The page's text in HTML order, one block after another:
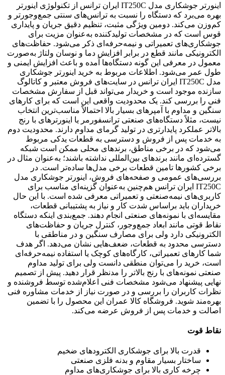
اینورتر جوشکاری مدل IT250C ایران ترانس از تکنولوژی اینورتر
بهره می‌برد که دستگاه را نسبت به ترانس‌های سنتی جمع‌وجورتر و
کم‌وزن می‌کند. دومین ویژگی مثبت، تنظیم دقیق جریان و پایداری
قوس است که در مشخصات تولیدکننده به‌عنوان مزیت برای
جوشکاری‌های تعمیراتی و نیمه‌حرفه‌ای ذکر می‌شود. حفاظت‌های
الکترونیکی مانند قطع در برابر افزایش دما و نوسان ولتاژ به‌صورت
معمول در معرفی این گونه دستگاه‌ها آمده و باعث افزایش ایمنی و
طول عمر می‌شود. اطلاعات مربوط به خرید اینورتر جوشکاری
مدل IT250C ایران ترانس در سایت‌های فروش معتبر و کاتالوگ
سازنده موجود است و خریدار می‌تواند قبل از سفارش مشخصات
فنی را بررسی کند. یک محدودیت واقعی این است که برای کارهای
سنگین و مداوم با آمپرهای بسیار بالا احتمالاً مناسب‌ترین انتخاب
نیست، مثلاً دستگاه‌های صنعتی ترانسفورمر یا اینورترهای با رنج
بالاتر عملکرد پایدارتری در تولید گرمای مداوم دارند. محدودیت دوم
به خدمات پس از فروش و دسترسی به قطعات یدکی مربوط
می‌شود که در برخی مناطق، برندهای محلی ممکن است شبکه
گسترده‌ای مانند برندهای بین‌المللی نداشته باشند؛ به‌عنوان مثال در
برخی کشورها تامین قطعات برخی مدل‌ها ساده‌تر است. در
بررسی‌های عمومی و صفحه‌های فروش، اینورتر جوشکاری مدل
IT250C ایران ترانس هم‌چنین به‌عنوان گزینه‌ای مناسب برای
کاربری‌های نیمه‌صنعتی و تعمیراتی معرفی شده است. با این حال
خریداران باید براساس شدت کار و نیاز به پشتیبانی قطعات،
مقایسه‌ای با نمونه‌های صنعتی انجام دهند. جمع‌بندی اینکه دستگاه
نقاط قوتی مانند ابعاد جمع‌وجور، کنترل جریان و حفاظت‌های
الکترونیکی دارد ولی برای مصارف سنگین و در مناطقی با
دسترسی محدود به قطعات، ضعف‌هایی نشان می‌دهد. اگر هدف
شما کارهای تعمیراتی، کارگاه‌های کوچک یا استفاده نیمه‌حرفه‌ای
است، خرید را می‌توان منطقی دانست ولی برای تولید مداوم
صنعتی نمونه‌های با رنج بالاتر را مدنظر قرار دهید. پیش از تصمیم
نهایی پیشنهاد می‌شود مشخصات فنی اعلام‌شده توسط فروشنده و
نظرات کاربران را بررسی و در صورت نیاز از خدمات مشاوره فنی
بهره‌مند شوید. فروشگاه کالا عمران این محصول را با تضمین
اصالت و خدمات پس از فروش عرضه می‌کند.
نقاط قوت
قدرت بالا برای جوشکاری الکترودهای ضخیم
ساختار بسیار مقاوم و بدنه فلزی صنعتی
چرخه کاری بالا برای جوشکاری‌های مداوم